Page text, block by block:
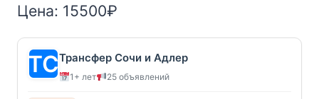
Цена: 15500₽
Трансфер Сочи и Адлер
1+ лет 25 объявлений